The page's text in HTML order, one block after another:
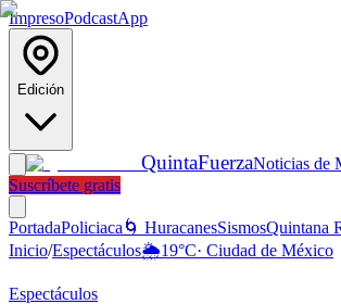
ImpresoPodcastApp
Edición
QuintaFuerzaNoticias de
Suscríbete gratis
PortadaPoliciaca 🌀 HuracanesSismosQuintana
Inicio/Espectáculos🌦️19°C· Ciudad de México
Espectáculos